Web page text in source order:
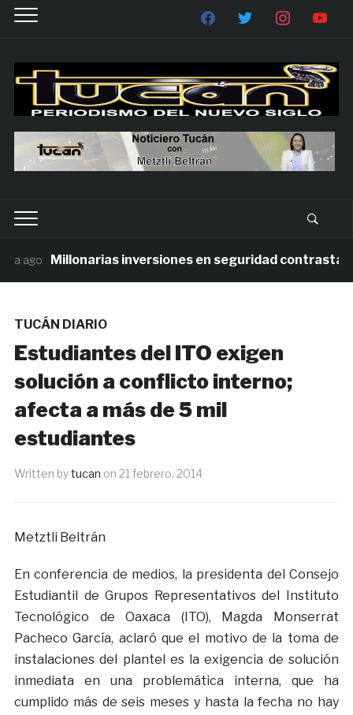
Millonarias inversiones en seguridad contrastan
TUCÁN DIARIO
Estudiantes del ITO exigen
solución a conflicto interno;
afecta a más de 5 mil
estudiantes
Written bytucan on 21 febrero, 2014
Metztli Beltrán
En conferencia de medios, la presidenta del Consejo
Estudiantil de Grupos Representativos del Instituto
Tecnológico de Oaxaca (ITO), Magda Monserrat
Pacheco García, aclaró que el motivo de la toma de
instalaciones del plantel es la exigencia de solución
inmediata en una problemática interna, que ha
cumplido más de seis meses y hasta la fecha no hay